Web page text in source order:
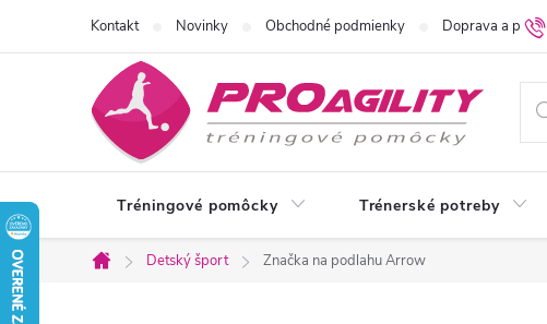
Kontakt Novinky Obchodné podmienky Doprava a platba
Tréningové pomôcky Trénerské potreby
Domov
Detský šport Značka na podlahu Arrow